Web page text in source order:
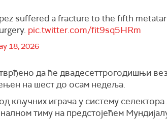
suffered a fracture to the fifth
pic.twitter.com/fit9sq5HRm
18, 2026
да ће двадесеттрогодишњи
на шест до осам недеља.
кључних играча у систему
тиму на предстојећем